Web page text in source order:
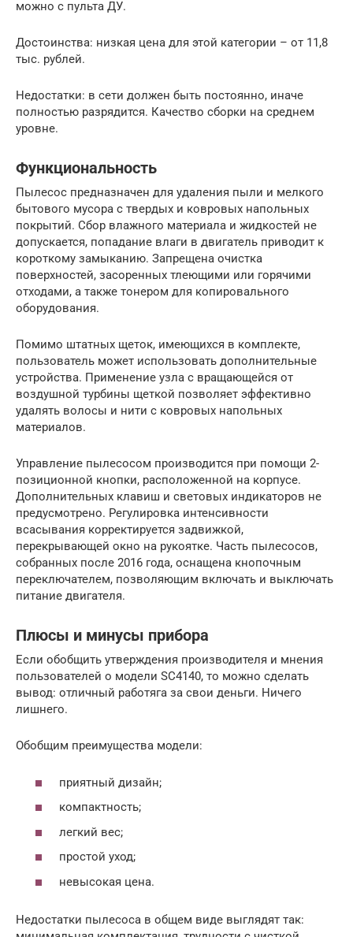
можно с пульта ДУ.
Достоинства: низкая цена для этой категории – от 11,8
тыс. рублей.
Недостатки: в сети должен быть постоянно, иначе
полностью разрядится. Качество сборки на среднем
уровне.
Функциональность
Пылесос предназначен для удаления пыли и мелкого
бытового мусора с твердых и ковровых напольных
покрытий. Сбор влажного материала и жидкостей не
допускается, попадание влаги в двигатель приводит к
короткому замыканию. Запрещена очистка
поверхностей, засоренных тлеющими или горячими
отходами, а также тонером для копировального
оборудования.
Помимо штатных щеток, имеющихся в комплекте,
пользователь может использовать дополнительные
устройства. Применение узла с вращающейся от
воздушной турбины щеткой позволяет эффективно
удалять волосы и нити с ковровых напольных
материалов.
Управление пылесосом производится при помощи 2-
позиционной кнопки, расположенной на корпусе.
Дополнительных клавиш и световых индикаторов не
предусмотрено. Регулировка интенсивности
всасывания корректируется задвижкой,
перекрывающей окно на рукоятке. Часть пылесосов,
собранных после 2016 года, оснащена кнопочным
переключателем, позволяющим включать и выключать
питание двигателя.
Плюсы и минусы прибора
Если обобщить утверждения производителя и мнения
пользователей о модели SC4140, то можно сделать
вывод: отличный работяга за свои деньги. Ничего
лишнего.
Обобщим преимущества модели:
приятный дизайн;
компактность;
легкий вес;
простой уход;
невысокая цена.
Недостатки пылесоса в общем виде выглядят так: